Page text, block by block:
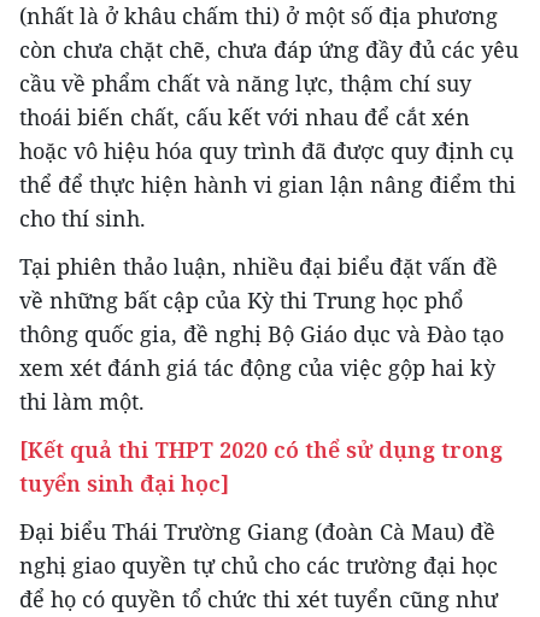
(nhất là ở khâu chấm thi) ở một số địa phương
còn chưa chặt chẽ, chưa đáp ứng đầy đủ các yêu
cầu về phẩm chất và năng lực, thậm chí suy
thoái biến chất, cấu kết với nhau để cắt xén
hoặc vô hiệu hóa quy trình đã được quy định cụ
thể để thực hiện hành vi gian lận nâng điểm thi
cho thí sinh.
Tại phiên thảo luận, nhiều đại biểu đặt vấn đề
về những bất cập của Kỳ thi Trung học phổ
thông quốc gia, đề nghị Bộ Giáo dục và Đào tạo
xem xét đánh giá tác động của việc gộp hai kỳ
thi làm một.
[Kết quả thi THPT 2020 có thể sử dụng trong
tuyển sinh đại học]
Đại biểu Thái Trường Giang (đoàn Cà Mau) đề
nghị giao quyền tự chủ cho các trường đại học
để họ có quyền tổ chức thi xét tuyển cũng như